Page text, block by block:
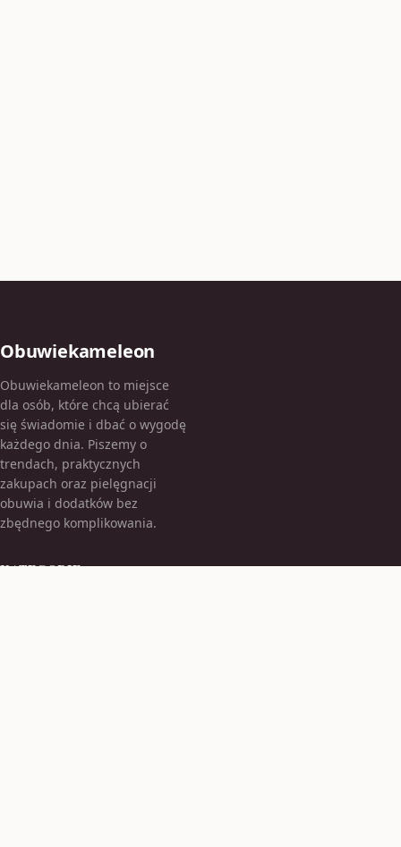
Obuwiekameleon
Obuwiekameleon to miejsce
dla osób, które chcą ubierać
się świadomie i dbać o wygodę
każdego dnia. Piszemy o
trendach, praktycznych
zakupach oraz pielęgnacji
obuwia i dodatków bez
zbędnego komplikowania.
KATEGORIE